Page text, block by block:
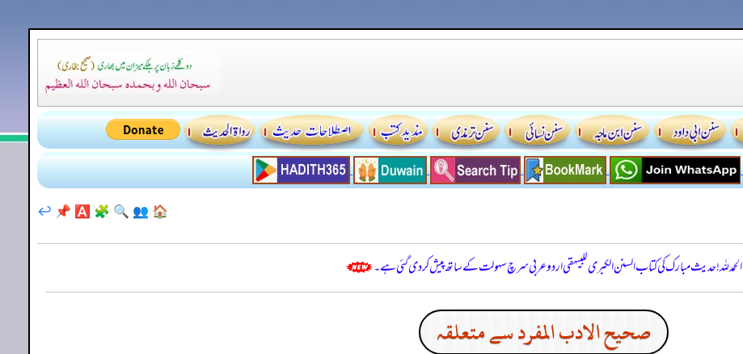
🏠
👥
🔍
🧩
🅰️
📌
↩️
الحمدللہ! حدیث مبارک کی کتاب السنن الكبرى للبيهقي اردو عربی سرچ سہولت کے ساتھ پیش کر دی گئی ہے۔
صحيح الادب المفرد سے متعلقہ